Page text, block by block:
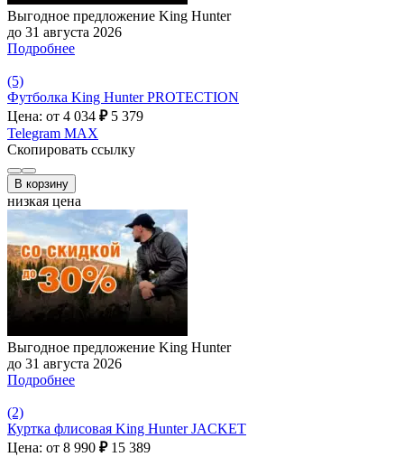
Выгодное предложение King Hunter
до 31 августа 2026
Подробнее
(5)
Футболка King Hunter PROTECTION
Цена: от 4 034 ₽ 5 379
Telegram MAX
Скопировать ссылку
В корзину
низкая цена
Выгодное предложение King Hunter
до 31 августа 2026
Подробнее
(2)
Куртка флисовая King Hunter JACKET
Цена: от 8 990 ₽ 15 389